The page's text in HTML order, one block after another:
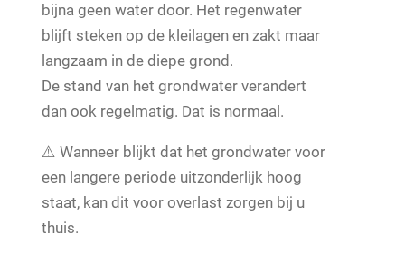
bijna geen water door. Het regenwater
blijft steken op de kleilagen en zakt maar
langzaam in de diepe grond.
De stand van het grondwater verandert
dan ook regelmatig. Dat is normaal.
⚠️ Wanneer blijkt dat het grondwater voor
een langere periode uitzonderlijk hoog
staat, kan dit voor overlast zorgen bij u
thuis.